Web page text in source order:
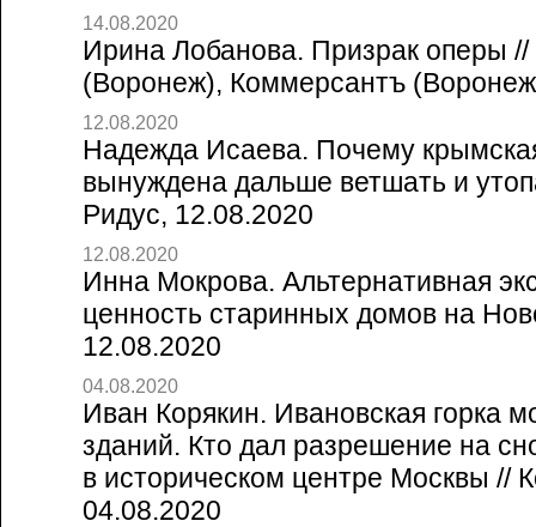
14.08.2020
Ирина Лобанова. Призрак оперы
(Воронеж), Коммерсантъ
12.08.2020
Надежда Исаева. Почему
вынуждена дальше ветшать и
Ридус, 12.08.2020
12.08.2020
Инна Мокрова. Альтернативная
ценность старинных домов на
12.08.2020
04.08.2020
Иван Корякин. Ивановская горка
зданий. Кто дал разрешение на
в историческом центре Москвы //
04.08.2020